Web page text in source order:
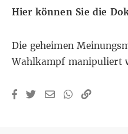
Hier können Sie die
Die geheimen
Wahlkampf manipuliert